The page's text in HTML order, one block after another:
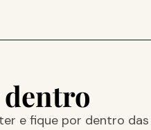
e fique por dentro